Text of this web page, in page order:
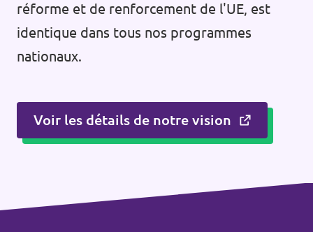
réforme et de renforcement de l'UE, est
identique dans tous nos programmes
nationaux.
Voir les détails de notre vision